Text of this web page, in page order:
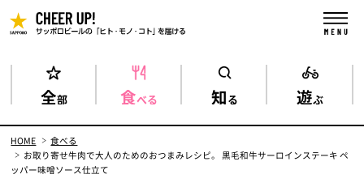
全部 食べる 知る 遊ぶ
HOME
食べる
お取り寄せ牛肉で大人のためのおつまみレシピ。 黒毛和牛サーロインステーキ ペ
ッパー味噌ソース仕立て